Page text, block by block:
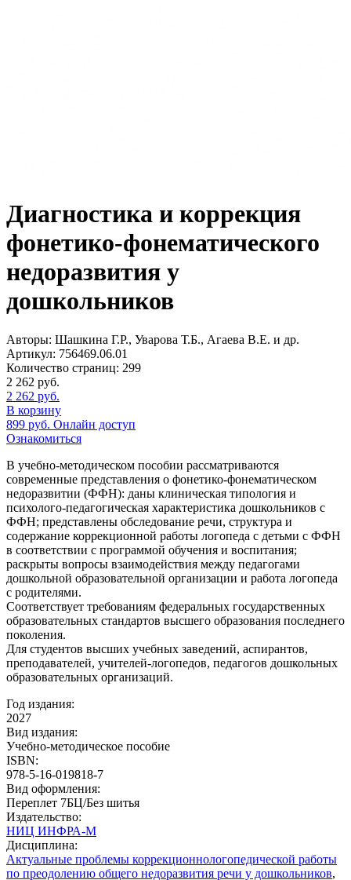
Диагностика и коррекция
фонетико-фонематического
недоразвития у
дошкольников
Авторы: Шашкина Г.Р., Уварова Т.Б., Агаева В.Е. и др.
Артикул: 756469.06.01
Количество страниц: 299
2 262 руб.
2 262 руб.
В корзину
899 руб. Онлайн доступ
Ознакомиться
В учебно-методическом пособии рассматриваются
современные представления о фонетико-фонематическом
недоразвитии (ФФН): даны клиническая типология и
психолого-педагогическая характеристика дошкольников с
ФФН; представлены обследование речи, структура и
содержание коррекционной работы логопеда с детьми с ФФН
в соответствии с программой обучения и воспитания;
раскрыты вопросы взаимодействия между педагогами
дошкольной образовательной организации и работа логопеда
с родителями.
Соответствует требованиям федеральных государственных
образовательных стандартов высшего образования последнего
поколения.
Для студентов высших учебных заведений, аспирантов,
преподавателей, учителей-логопедов, педагогов дошкольных
образовательных организаций.
Год издания:
2027
Вид издания:
Учебно-методическое пособие
ISBN:
978-5-16-019818-7
Вид оформления:
Переплет 7БЦ/Без шитья
Издательство:
НИЦ ИНФРА-М
Дисциплина:
Актуальные проблемы коррекционнологопедической работы
по преодолению общего недоразвития речи у дошкольников,